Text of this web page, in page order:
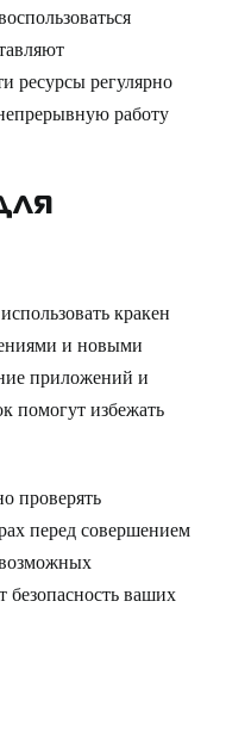
ресурсы регулярно
работу
кракен
и новыми
приложений и
помогут избежать
проверять
перед совершением
ваших